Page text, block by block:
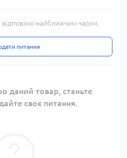
відповімо найближчим часом.
питання
даний товар, станьте
своє питання.